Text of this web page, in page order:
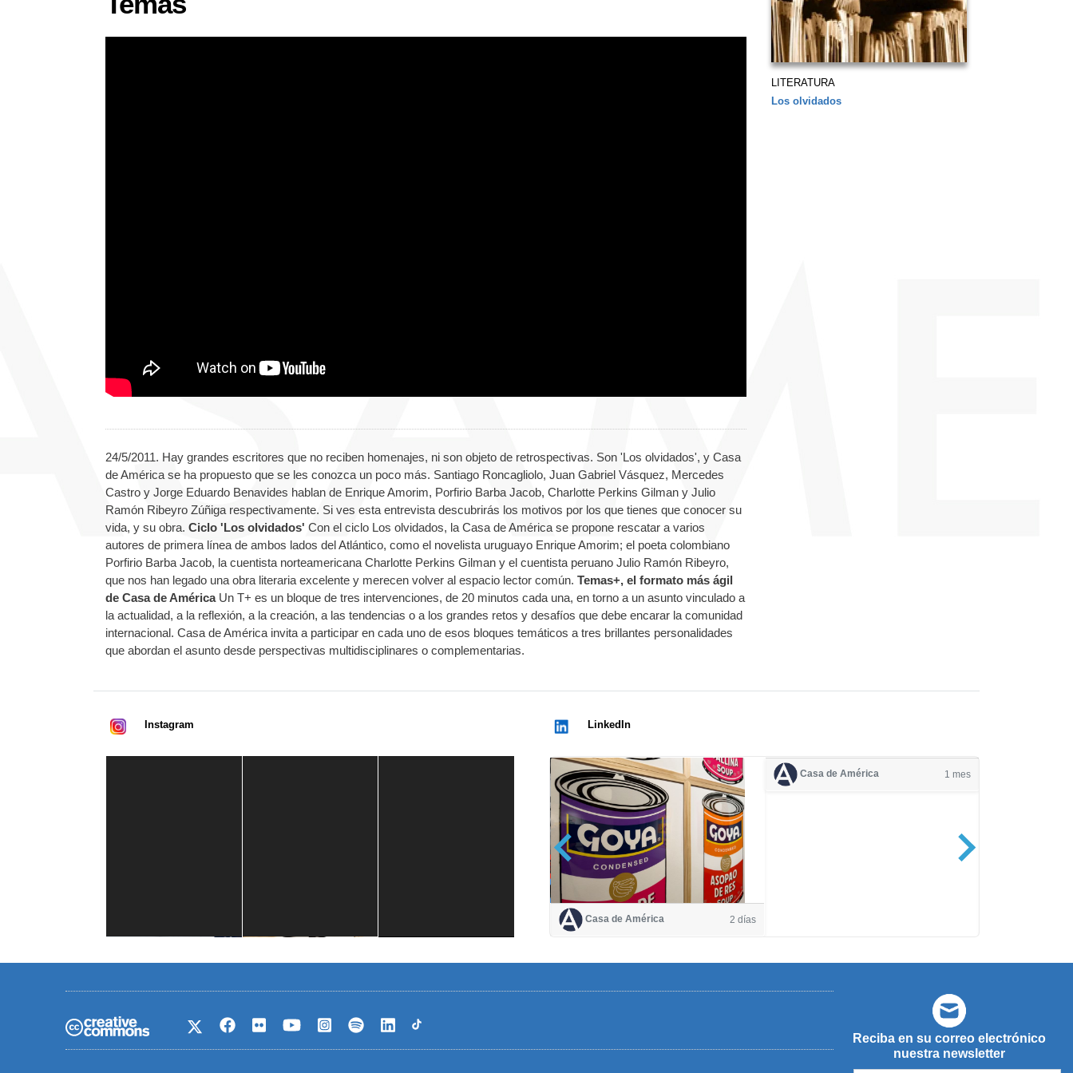
24/5/2011. Hay grandes escritores que no reciben homenajes, ni son objeto de retrospectivas. Son 'Los olvidados', y Casa
de América se ha propuesto que se les conozca un poco más. Santiago Roncagliolo, Juan Gabriel Vásquez, Mercedes
Castro y Jorge Eduardo Benavides hablan de Enrique Amorim, Porfirio Barba Jacob, Charlotte Perkins Gilman y Julio
Ramón Ribeyro Zúñiga respectivamente. Si ves esta entrevista descubrirás los motivos por los que tienes que conocer su
vida, y su obra. Ciclo 'Los olvidados' Con el ciclo Los olvidados, la Casa de América se propone rescatar a varios
autores de primera línea de ambos lados del Atlántico, como el novelista uruguayo Enrique Amorim; el poeta colombiano
Porfirio Barba Jacob, la cuentista norteamericana Charlotte Perkins Gilman y el cuentista peruano Julio Ramón Ribeyro,
que nos han legado una obra literaria excelente y merecen volver al espacio lector común. Temas+, el formato más ágil
de Casa de AméricaUn T+ es un bloque de tres intervenciones, de 20 minutos cada una, en torno a un asunto vinculado a
la actualidad, a la reflexión, a la creación, a las tendencias o a los grandes retos y desafíos que debe encarar la comunidad
internacional. Casa de América invita a participar en cada uno de esos bloques temáticos a tres brillantes personalidades
que abordan el asunto desde perspectivas multidisciplinares o complementarias.
LITERATURA
Los olvidados
Instagram LinkedIn
Casa de América 2 días
Casa de América 1 mes
Reciba en su correo electrónico
nuestra newsletter